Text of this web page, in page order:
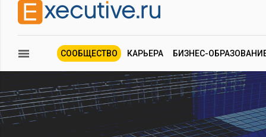
СООБЩЕСТВО КАРЬЕРА БИЗНЕС-